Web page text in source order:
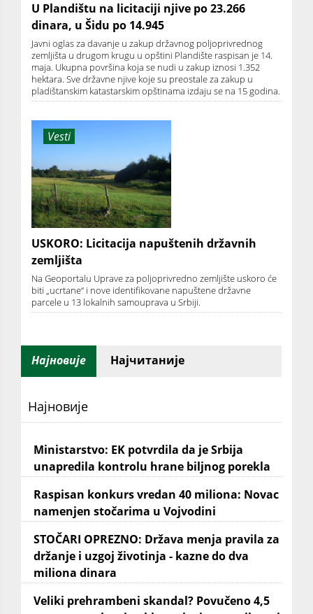
U Plandištu na licitaciji njive po 23.266
dinara, u Šidu po 14.945
Javni oglas za davanje u zakup državnog poljoprivrednog
zemljišta u drugom krugu u opštini Plandište raspisan je 14.
maja. Ukupna površina koja se nudi u zakup iznosi 1.352
hektara. Sve državne njive koje su preostale za zakup u
pladištanskim katastarskim opštinama izdaju se na 15 godina.
Vesti
USKORO: Licitacija napuštenih državnih
zemljišta
Na Geoportalu Uprave za poljoprivredno zemljište uskoro će
biti „ucrtane“ i nove identifikovane napuštene državne
parcele u 13 lokalnih samouprava u Srbiji.
Најновије Најчитаније
Најновије
Ministarstvo: EK potvrdila da je Srbija
unapredila kontrolu hrane biljnog porekla
Raspisan konkurs vredan 40 miliona: Novac
namenjen stočarima u Vojvodini
STOČARI OPREZNO: Država menja pravila za
držanje i uzgoj životinja - kazne do dva
miliona dinara
Veliki prehrambeni skandal? Povučeno 4,5